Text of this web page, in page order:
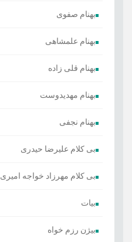
بهنام صفوی
بهنام علمشاهی
بهنام قلی زاده
بهنام مهدیدوست
بهنام نجفی
بی کلام علیرضا حیدری
بی کلام مهرزاد خواجه امیری
بیات
بیژن رزم خواه